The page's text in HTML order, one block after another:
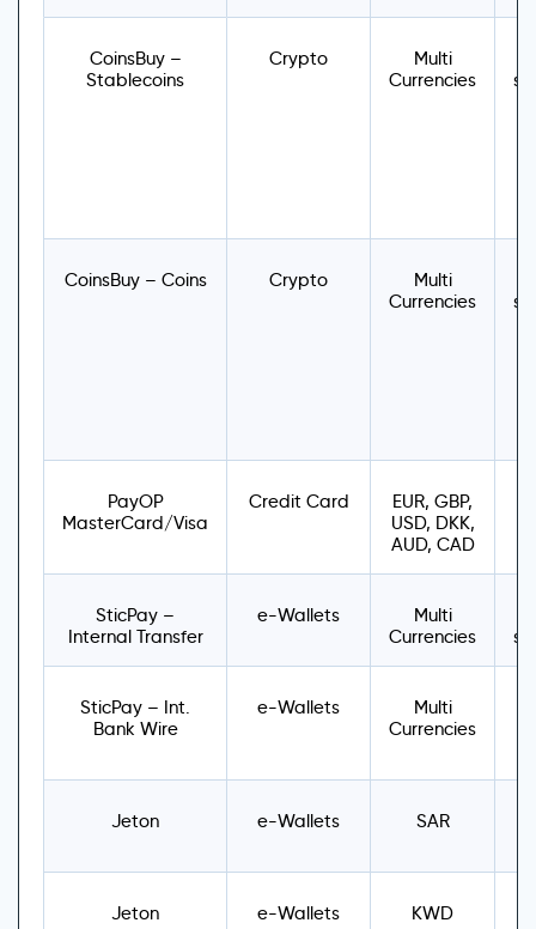
CoinsBuy –
Stablecoins
Crypto
Multi
Currencies
CoinsBuy – Coins Crypto
Multi
Currencies
PayOP
MasterCard/Visa
Credit Card
EUR, GBP,
USD, DKK,
AUD, CAD
SticPay –
Internal Transfer
e-Wallets
Multi
Currencies
SticPay – Int.
Bank Wire
e-Wallets
Multi
Currencies
Jeton e-Wallets SAR
Jeton e-Wallets KWD